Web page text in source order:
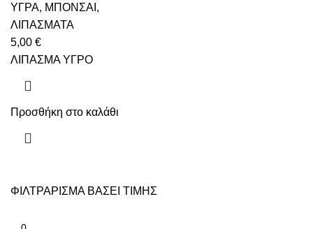
ΦΙΛΤΡΑΡΙΣΜΑ ΒΑΣΕΙ ΤΙΜΗΣ
ΥΓΡΑ, ΜΠΟΝΣΑΙ ,
ΛΙΠΑΣΜΑΤΑ
5,00 €
ΛΙΠΑΣΜΑ ΥΓΡΟ
Προσθήκη στο καλάθι